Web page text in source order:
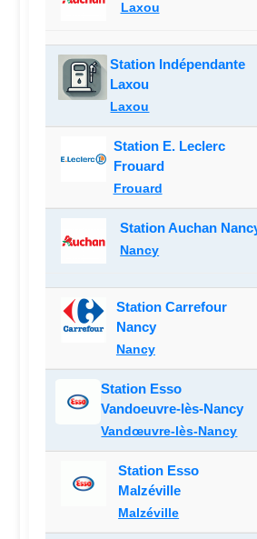
Laxou
Station Indépendante
Laxou
Laxou
Station E. Leclerc
Frouard
Frouard
Station Auchan
Nancy
Station Carrefour
Nancy
Nancy
Station Esso
Vandoeuvre-lès-Nancy
Vandœuvre-lès-Nancy
Station Esso
Malzéville
Malzéville